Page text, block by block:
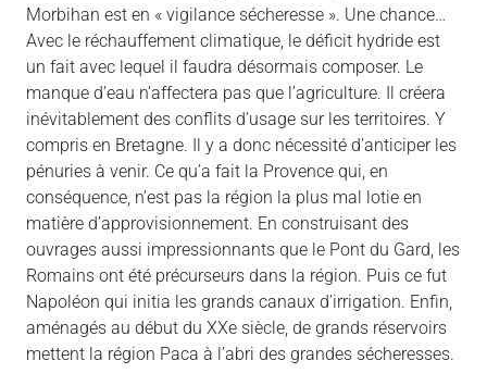
Morbihan est en « vigilance sécheresse ». Une chance…
Avec le réchauffement climatique, le déficit hydride est
un fait avec lequel il faudra désormais composer. Le
manque d’eau n’affectera pas que l’agriculture. Il créera
inévitablement des conflits d’usage sur les territoires. Y
compris en Bretagne. Il y a donc nécessité d’anticiper les
pénuries à venir. Ce qu’a fait la Provence qui, en
conséquence, n’est pas la région la plus mal lotie en
matière d’approvisionnement. En construisant des
ouvrages aussi impressionnants que le Pont du Gard, les
Romains ont été précurseurs dans la région. Puis ce fut
Napoléon qui initia les grands canaux d’irrigation. Enfin,
aménagés au début du XXe siècle, de grands réservoirs
mettent la région Paca à l’abri des grandes sécheresses.